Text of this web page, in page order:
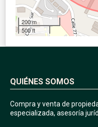
200 m
500 ft
QUIÉNES SOMOS
Compra y venta de
especializada, asesoría